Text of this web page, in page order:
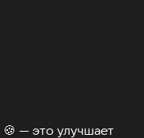
🍪 — это улучшает